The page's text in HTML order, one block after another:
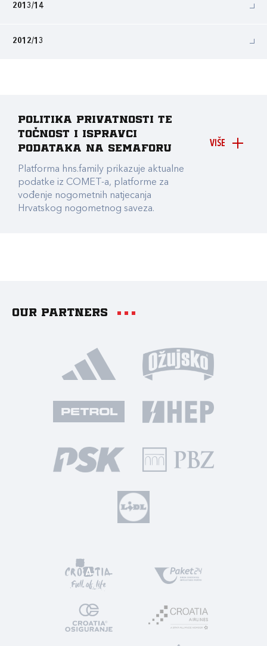
2013/14
2012/13
VIŠE
Politika privatnosti te
točnost i ispravci
podataka na Semaforu
Platforma hns.family prikazuje aktualne
podatke iz COMET-a, platforme za
vođenje nogometnih natjecanja
Hrvatskog nogometnog saveza.
Our partners